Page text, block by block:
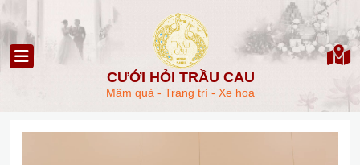
CƯỚI HỎI TRẦU CAU
Mâm quả - Trang trí - Xe hoa